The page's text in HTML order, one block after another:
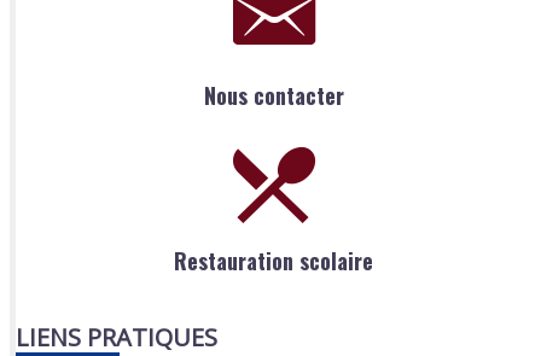
Nous contacter
Restauration scolaire
LIENS PRATIQUES